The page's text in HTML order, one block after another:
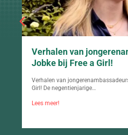
Verhalen van
Jobke bij Free a Girl!
Verhalen van
Girl! De negentienjarige…
Lees meer!